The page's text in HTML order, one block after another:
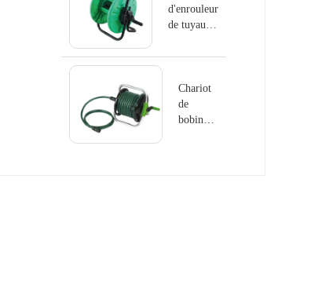
d'enrouleur
de tuyau
Chariot
de
bobine